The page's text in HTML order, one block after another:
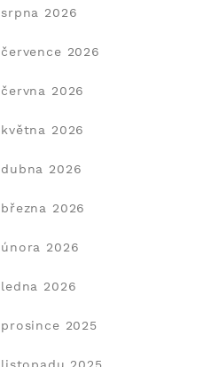
srpna 2026
července 2026
června 2026
května 2026
dubna 2026
března 2026
února 2026
ledna 2026
prosince 2025